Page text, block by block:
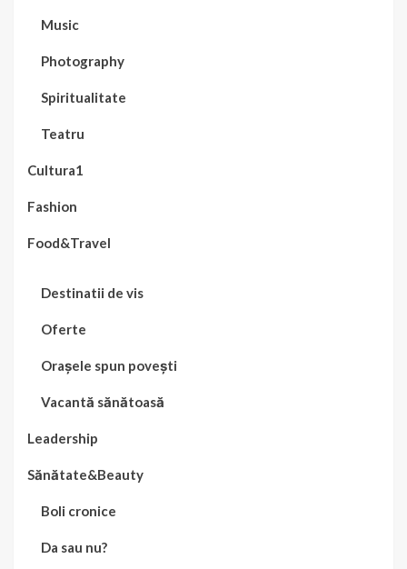
Music
Photography
Spiritualitate
Teatru
Cultura1
Fashion
Food&Travel
Destinatii de vis
Oferte
Orașele spun povești
Vacantă sănătoasă
Leadership
Sănătate&Beauty
Boli cronice
Da sau nu?